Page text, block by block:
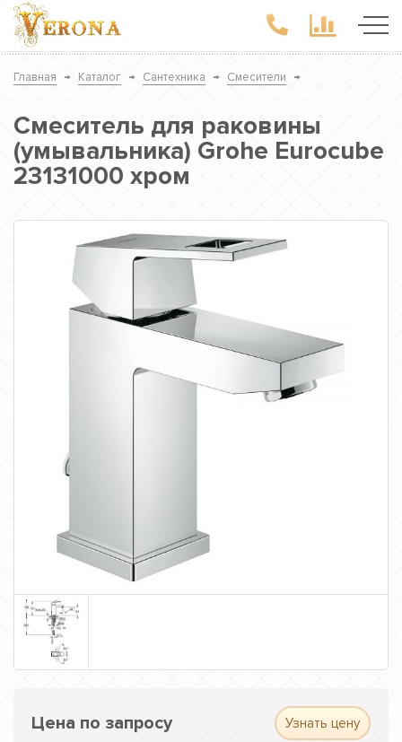
Главная → Каталог → Сантехника → Смесители →
Смеситель для раковины
(умывальника) Grohe Eurocube
23131000 хром
Цена по запросу Узнать цену